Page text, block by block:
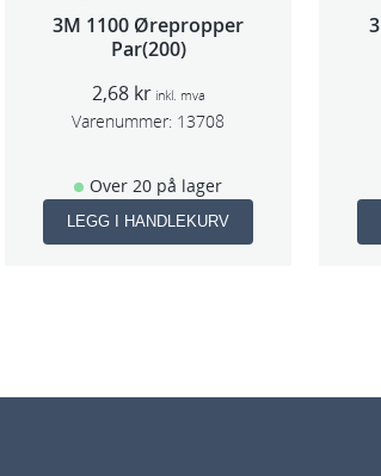
3M 1100 Ørepropper
Par(200)
2,68 kr inkl. mva
Varenummer: 13708
Over 20 på lager
LEGG I HANDLEKURV